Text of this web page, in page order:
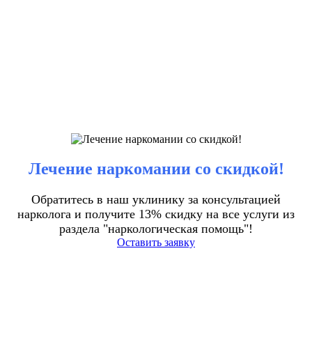
Лечение наркомании со скидкой!
Обратитесь в наш уклинику за консультацией
нарколога и получите 13% скидку на все услуги из
раздела "наркологическая помощь"!
Оставить заявку